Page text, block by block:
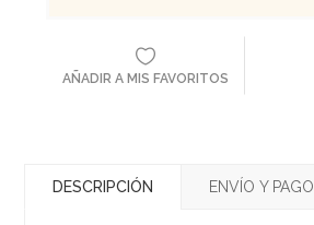
AÑADIR A MIS FAVORITOS
DESCRIPCIÓN ENVÍO Y PAGO